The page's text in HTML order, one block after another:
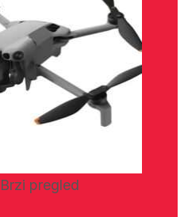
Brzi pregled